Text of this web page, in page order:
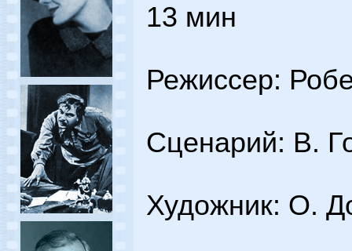
13 мин
Режиссер:
Сценарий: В.
Художник: О.